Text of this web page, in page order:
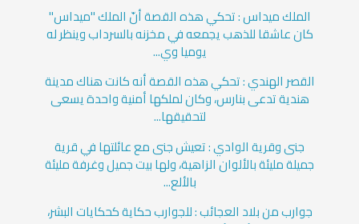
الملك ميداس : تحكي هذه القصة أنّ الملك "ميداس"
كان عاشقا للذهب يجمعه في مخزنه بالسرداب وينظر له
يوميا وي...
القصر الهندي : تحكي هذه القصة أنه كانت هناك مدينة
هندية تدعى بنارس، وكان لملكها أمنية واحدة يسعى
لتحقيقها...
جنى وقرية الوادي : تعيش جنى مع عائلتها في قرية
جميلة مليئة بالألوان الزاهية، ولها بيت جميل وغرفة مليئة
بالألع...
جوارب من بلاد العجائب : للجوارب حكاية كحكايات البشر،